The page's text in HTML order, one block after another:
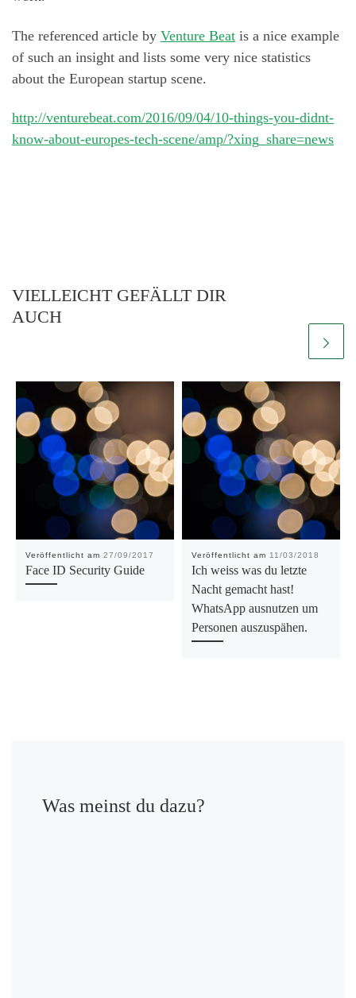
The referenced article by Venture Beat is a nice example
of such an insight and lists some very nice statistics
about the European startup scene.
http://venturebeat.com/2016/09/04/10-things-you-didnt-
know-about-europes-tech-scene/amp/?xing_share=news
VIELLEICHT GEFÄLLT DIR
AUCH
Veröffentlicht am 27/09/2017
Face ID Security Guide
Veröffentlicht am 11/03/2018
Ich weiss was du letzte
Nacht gemacht hast!
WhatsApp ausnutzen um
Personen auszuspähen.
Was meinst du dazu?